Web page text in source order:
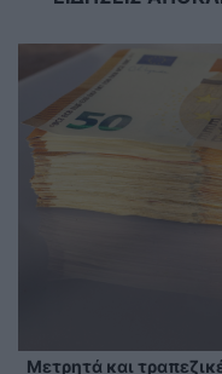
Μετρητά και